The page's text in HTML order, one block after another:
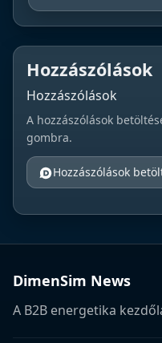
Hozzászólások
Hozzászólások
A hozzászólások
gombra.
Hozzászólások
DimenSim News
A B2B energetika